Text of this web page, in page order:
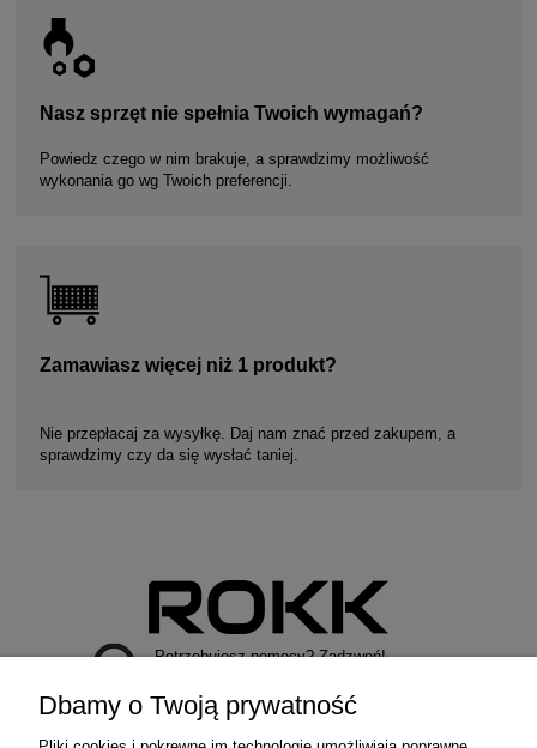
Nasz sprzęt nie spełnia Twoich wymagań?
Powiedz czego w nim brakuje, a sprawdzimy możliwość
wykonania go wg Twoich preferencji.
Zamawiasz więcej niż 1 produkt?
Nie przepłacaj za wysyłkę. Daj nam znać przed zakupem, a
sprawdzimy czy da się wysłać taniej.
Potrzebujesz pomocy? Zadzwoń!
Dbamy o Twoją prywatność